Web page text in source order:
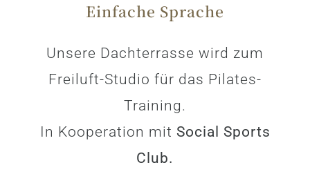
Einfache Sprache
Unsere Dachterrasse wird zum
Freiluft-Studio für das Pilates-
Training.
In Kooperation mit Social Sports
Club.